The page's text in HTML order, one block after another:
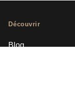
Découvrir
Blog